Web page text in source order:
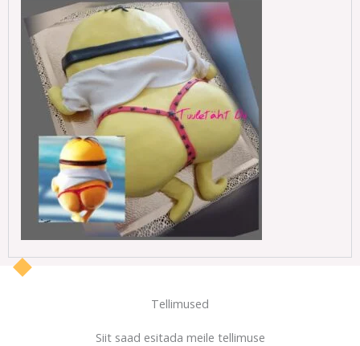
Tellimused
Siit saad esitada meile tellimuse